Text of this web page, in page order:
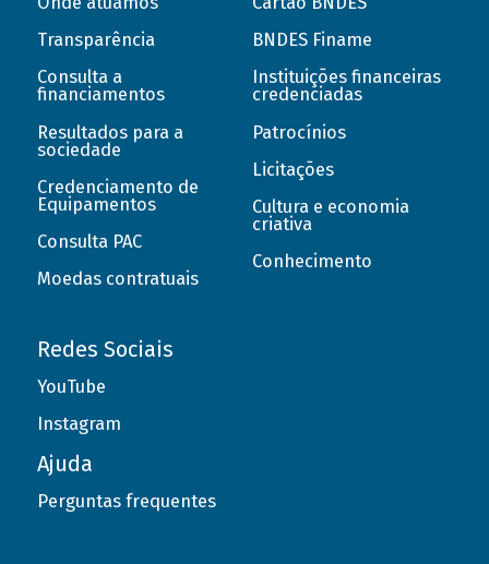
Transparência
Consulta a
financiamentos
Resultados para a
sociedade
Credenciamento de
Equipamentos
Consulta PAC
Moedas contratuais
BNDES Finame
Instituições financeiras
credenciadas
Patrocínios
Licitações
Cultura e economia
criativa
Conhecimento
Redes Sociais
YouTube
Instagram
Ajuda
Perguntas frequentes